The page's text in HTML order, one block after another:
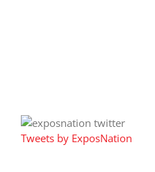
Tweets by ExposNation